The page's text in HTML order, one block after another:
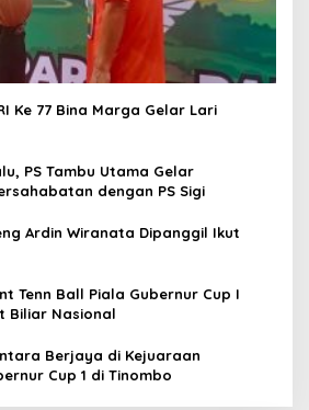
Ke 77 Bina Marga Gelar Lari
PS Tambu Utama Gelar
dengan PS Sigi
Ardin Wiranata Dipanggil Ikut
Tenn Ball Piala Gubernur Cup I
Biliar Nasional
Berjaya di Kejuaraan
Cup 1 di Tinombo